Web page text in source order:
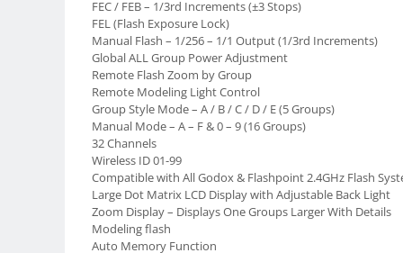
Carduri memorie, Cititoare
Carduri memorie
Cititoare carduri
Huse protectie card memorie
LCD protectie
Recordere audio digitale
Acumulatori si baterii
Acumulatori Foto
FEC / FEB – 1/3rd Increments (±3 Stops)
FEL (Flash Exposure Lock)
Manual Flash – 1/256 – 1/1 Output (1/3rd Increments)
Global ALL Group Power Adjustment
Remote Flash Zoom by Group
Remote Modeling Light Control
Group Style Mode – A / B / C / D / E (5 Groups)
Manual Mode – A – F & 0 – 9 (16 Groups)
32 Channels
Wireless ID 01-99
Compatible with All Godox & Flashpoint 2.4GHz Flash
Large Dot Matrix LCD Display with Adjustable Back Light
Zoom Display – Displays One Groups Larger With Details
Modeling flash
Auto Memory Function